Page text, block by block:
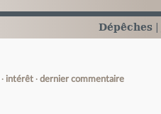
Dépêches
intérêt dernier commentaire